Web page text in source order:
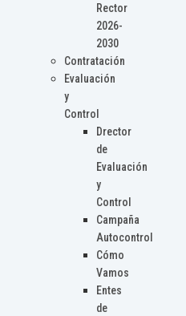
Rector
2026-
2030
Contratación
Evaluación
y
Control
Drector
de
Evaluación
y
Control
Campaña
Autocontrol
Cómo
Vamos
Entes
de